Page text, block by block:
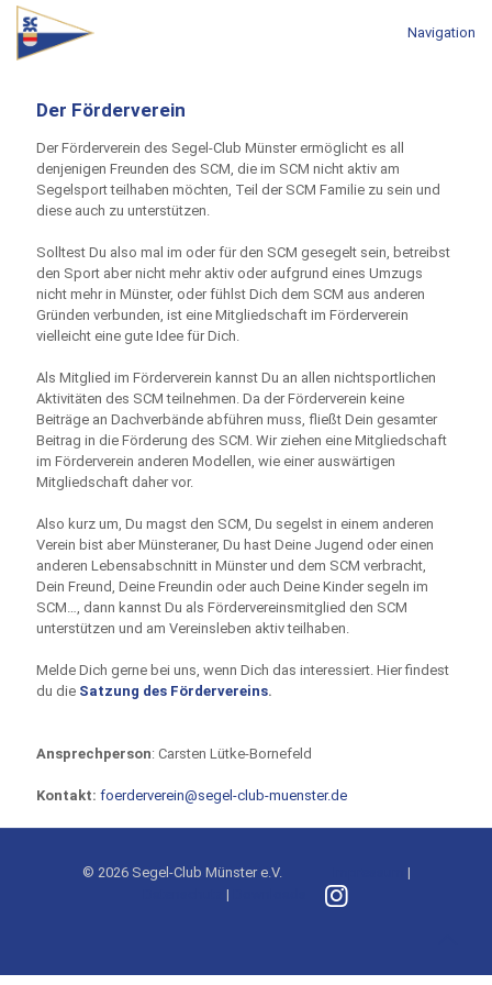
Navigation
Der Förderverein
Der Förderverein des Segel-Club Münster ermöglicht es all
denjenigen Freunden des SCM, die im SCM nicht aktiv am
Segelsport teilhaben möchten, Teil der SCM Familie zu sein und
diese auch zu unterstützen.
Solltest Du also mal im oder für den SCM gesegelt sein, betreibst
den Sport aber nicht mehr aktiv oder aufgrund eines Umzugs
nicht mehr in Münster, oder fühlst Dich dem SCM aus anderen
Gründen verbunden, ist eine Mitgliedschaft im Förderverein
vielleicht eine gute Idee für Dich.
Als Mitglied im Förderverein kannst Du an allen nichtsportlichen
Aktivitäten des SCM teilnehmen. Da der Förderverein keine
Beiträge an Dachverbände abführen muss, fließt Dein gesamter
Beitrag in die Förderung des SCM. Wir ziehen eine Mitgliedschaft
im Förderverein anderen Modellen, wie einer auswärtigen
Mitgliedschaft daher vor.
Also kurz um, Du magst den SCM, Du segelst in einem anderen
Verein bist aber Münsteraner, Du hast Deine Jugend oder einen
anderen Lebensabschnitt in Münster und dem SCM verbracht,
Dein Freund, Deine Freundin oder auch Deine Kinder segeln im
SCM…, dann kannst Du als Fördervereinsmitglied den SCM
unterstützen und am Vereinsleben aktiv teilhaben.
Melde Dich gerne bei uns, wenn Dich das interessiert. Hier findest
du die Satzung des Fördervereins.
Ansprechperson: Carsten Lütke-Bornefeld
Kontakt: foerderverein@segel-club-muenster.de
© 2026 Segel-Club Münster e.V.
|
|